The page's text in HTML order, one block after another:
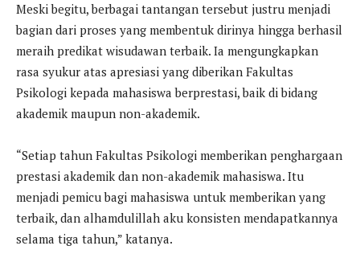
Meski begitu, berbagai tantangan tersebut justru menjadi
bagian dari proses yang membentuk dirinya hingga berhasil
meraih predikat wisudawan terbaik. Ia mengungkapkan
rasa syukur atas apresiasi yang diberikan Fakultas
Psikologi kepada mahasiswa berprestasi, baik di bidang
akademik maupun non-akademik.
“Setiap tahun Fakultas Psikologi memberikan penghargaan
prestasi akademik dan non-akademik mahasiswa. Itu
menjadi pemicu bagi mahasiswa untuk memberikan yang
terbaik, dan alhamdulillah aku konsisten mendapatkannya
selama tiga tahun,” katanya.